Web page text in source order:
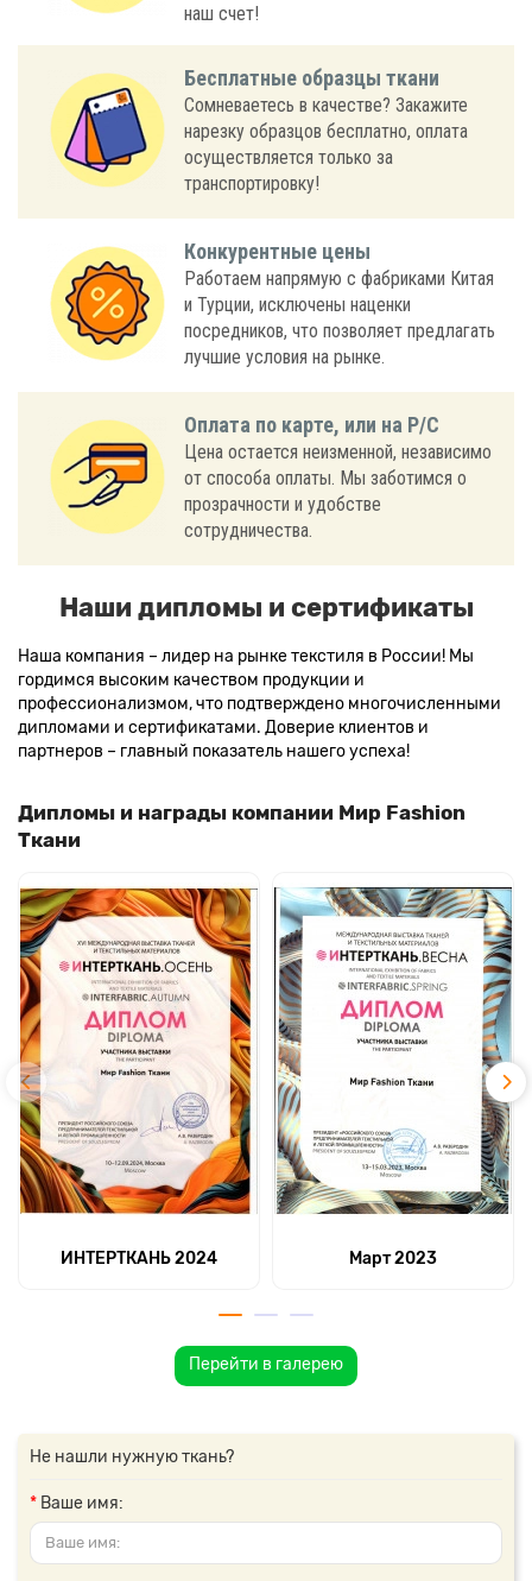
наш счет!
Бесплатные образцы ткани
Сомневаетесь в качестве? Закажите
нарезку образцов бесплатно, оплата
осуществляется только за
транспортировку!
Конкурентные цены
Работаем напрямую с фабриками Китая
и Турции, исключены наценки
посредников, что позволяет предлагать
лучшие условия на рынке.
Оплата по карте, или на Р/С
Цена остается неизменной, независимо
от способа оплаты. Мы заботимся о
прозрачности и удобстве
сотрудничества.
Наши дипломы и сертификаты
Наша компания – лидер на рынке текстиля в России! Мы
гордимся высоким качеством продукции и
профессионализмом, что подтверждено многочисленными
дипломами и сертификатами. Доверие клиентов и
партнеров – главный показатель нашего успеха!
Дипломы и награды компании Мир Fashion
Ткани
ИНТЕРТКАНЬ 2024 Март 2023
Перейти в галерею
Не нашли нужную ткань?
Ваше имя: